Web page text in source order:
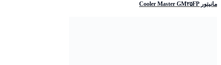
مانیتور Cooler Master GM۲۵FP